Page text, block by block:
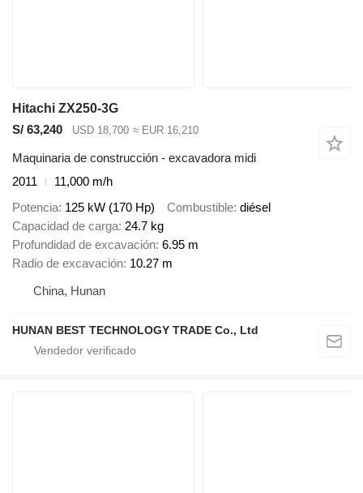
Hitachi ZX250-3G
S/ 63,240
USD 18,700 ≈ EUR 16,210
Maquinaria de construcción - excavadora midi
2011
11,000 m/h
Potencia 125 kW (170 Hp) Combustible diésel
Capacidad de carga 24.7 kg
Profundidad de excavación 6.95 m
Radio de excavación 10.27 m
China, Hunan
HUNAN BEST TECHNOLOGY TRADE Co., Ltd